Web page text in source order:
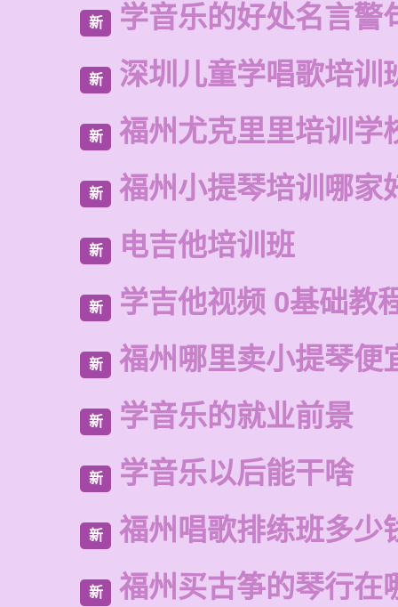
新 学音乐的好处名言警
新 深圳儿童学唱歌培训
新 福州尤克里里培训学
新 福州小提琴培训哪家
新 电吉他培训班
新 学吉他视频 0基础教
新 福州哪里卖小提琴便
新 学音乐的就业前景
新 学音乐以后能干啥
新 福州唱歌排练班多少
新 福州买古筝的琴行在